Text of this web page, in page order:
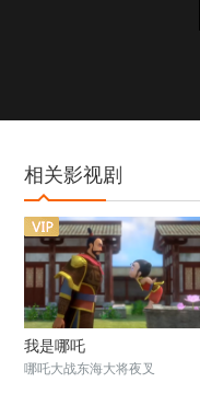
相关影视剧
我是哪吒
哪吒大战东海大将夜叉